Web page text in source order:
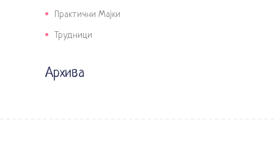
Практични Мајки
Трудници
Архива